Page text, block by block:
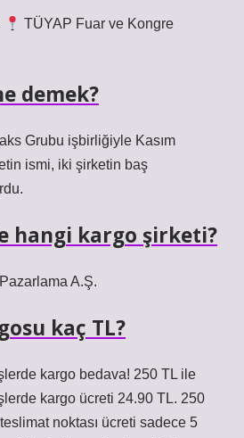
TÜYAP Fuar ve Kongre
demek?
Grubu işbirliğiyle Kasım
ismi, iki şirketin baş
hangi kargo şirketi?
A.Ş.
kaç TL?
kargo bedava! 250 TL ile
kargo ücreti 24.90 TL. 250
noktası ücreti sadece 5